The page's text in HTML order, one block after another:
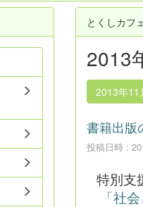
とくしカフ
2013
2013年11
書籍出版
投稿日時 :
特別支
「社